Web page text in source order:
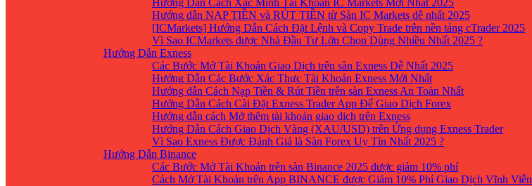
Hướng Dẫn Cách Xác Minh Tài Khoản IC Markets Mới Nhất 2025
Hướng dẫn NẠP TIỀN và RÚT TIỀN từ Sàn IC Markets dễ nhất 2025
[ICMarkets] Hướng Dẫn Cách Đặt Lệnh và Copy Trade trên nền tảng cTrader 2025
Vì Sao ICMarkets được Nhà Đầu Tư Lớn Chọn Dùng Nhiều Nhất 2025 ?
Hướng Dẫn Exness
Các Bước Mở Tài Khoản Giao Dịch trên sàn Exness Dễ Nhất 2025
Hướng Dẫn Các Bước Xác Thực Tài Khoản Exness Mới Nhất
Hướng dẫn Cách Nạp Tiền & Rút Tiền trên sàn Exness An Toàn Nhất
Hướng Dẫn Cách Cài Đặt Exness Trader App Để Giao Dịch Forex
Hướng dẫn cách Mở thêm tài khoản giao dịch trên Exness
Hướng Dẫn Cách Giao Dịch Vàng (XAU/USD) trên Ứng dụng Exness Trader
Vì Sao Exness Được Đánh Giá là Sàn Forex Uy Tín Nhất 2025 ?
Hướng Dẫn Binance
Các Bước Mở Tài Khoản trên sàn Binance 2025 được giảm 10% phí
Cách Mở Tài Khoản trên App BINANCE được Giảm 10% Phí Giao Dịch Vĩnh Viễn